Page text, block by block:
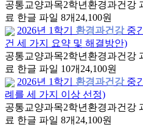
공통교양과목2학년 환경과건강
료 한글 파일 8개 24,100원
2026년 1학기
환경과건강 중
건 세 가지 요약 및 해결방안)
공통교양과목2학년 환경과건강
료 한글 파일 10개 24,100원
2026년 1학기
환경과건강 중
례를 세 가지 이상 선정)
공통교양과목2학년 환경과건강
료 한글 파일 8개 24,100원